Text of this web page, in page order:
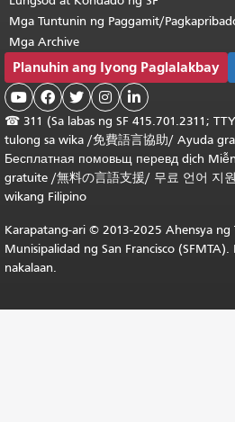
Mga Tuntunin ng Paggamit/
Mga Archive
Planuhin ang Iyong Paglalakbay
    
☎ 311 (Sa labas ng SF 415.701.2311;
tulong sa wika /免費語言協助/ Ayuda
Бесплатная помовьщ перевд dịch
gratuite /無料の言語支援/ 무료 언어 지원
wikang Filipino
Karapatang-ari © 2013-2025 Ahensya ng
Munisipalidad ng San Francisco
nakalaan.